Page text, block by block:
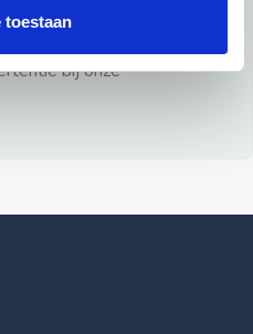
toestaan
bij onze